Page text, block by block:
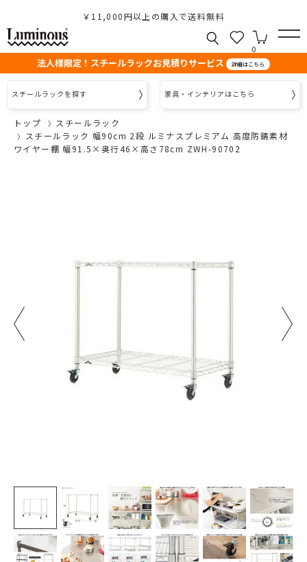
￥11,000円以上の購入で送料無料
0
法人様限定！スチールラックお見積りサービス 詳細はこちら
スチールラックを探す 家具・インテリアはこちら
トップ
スチールラック
スチールラック 幅90cm 2段 ルミナスプレミアム 高度防錆素材
ワイヤー棚 幅91.5×奥行46×高さ78cm ZWH-90702